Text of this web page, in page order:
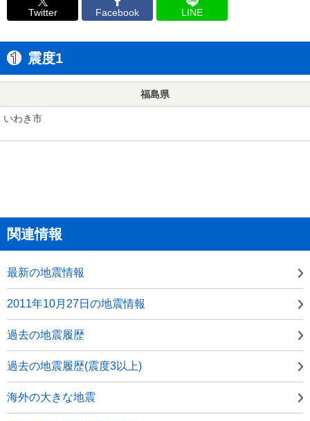
Twitter Facebook LINE
震度1
福島県
いわき市
関連情報
最新の地震情報
2011年10月27日の地震情報
過去の地震履歴
過去の地震履歴(震度3以上)
海外の大きな地震